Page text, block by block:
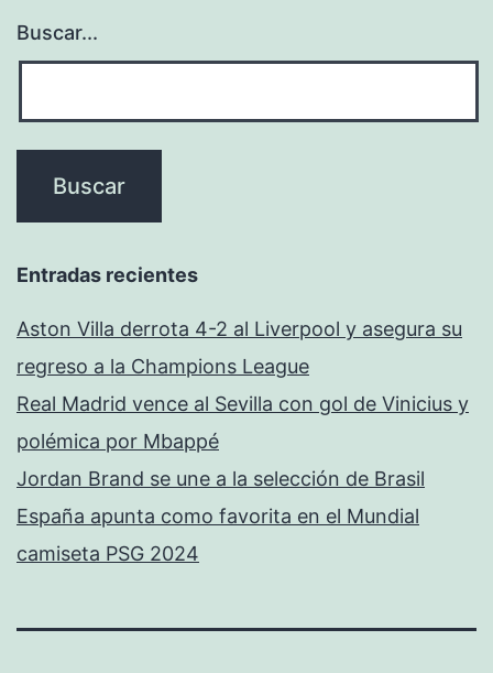
Buscar...
Entradas recientes
Aston Villa derrota 4-2 al Liverpool y asegura su
regreso a la Champions League
Real Madrid vence al Sevilla con gol de Vinicius y
polémica por Mbappé
Jordan Brand se une a la selección de Brasil
España apunta como favorita en el Mundial
camiseta PSG 2024